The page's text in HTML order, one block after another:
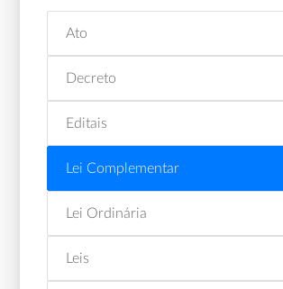
Ato
Decreto
Editais
Lei Complementar
Lei Ordinária
Leis